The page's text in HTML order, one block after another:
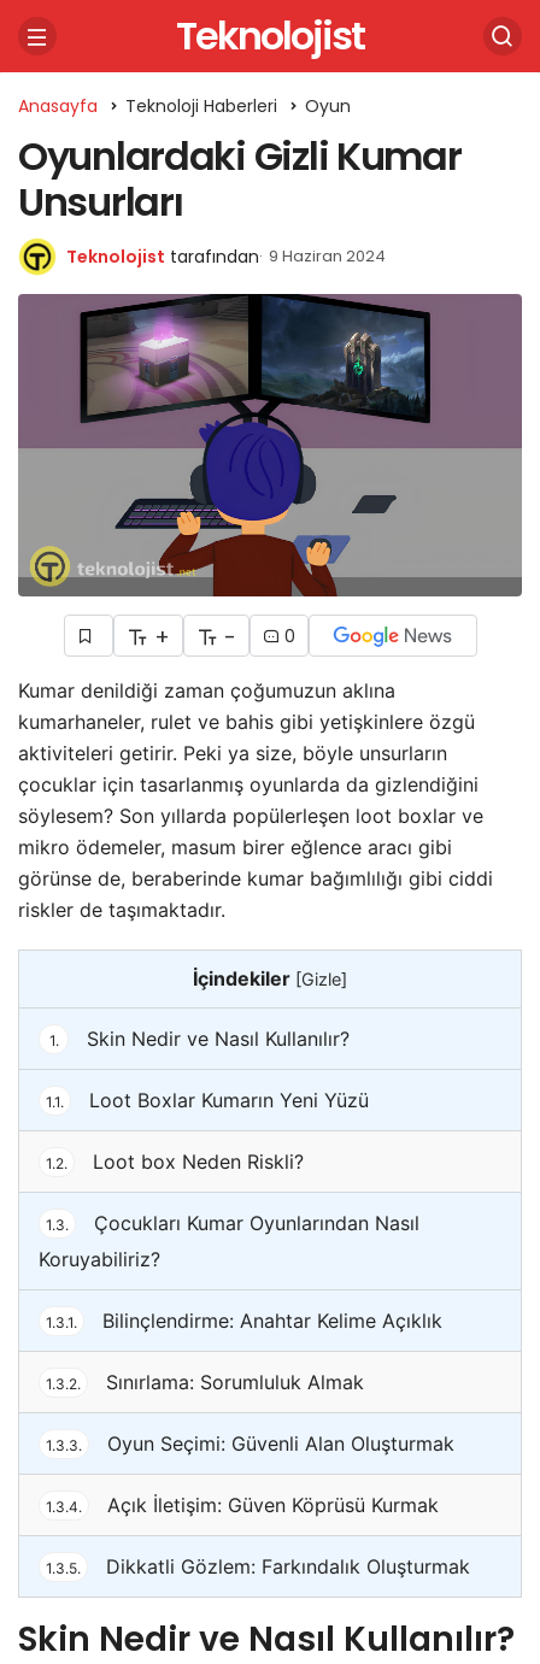
Teknolojist
Anasayfa Teknoloji Haberleri Oyun
Oyunlardaki Gizli Kumar
Unsurları
Teknolojist tarafından 9 Haziran 2024
+ - 0
Kumar denildiği zaman çoğumuzun aklına
kumarhaneler, rulet ve bahis gibi yetişkinlere özgü
aktiviteleri getirir. Peki ya size, böyle unsurların
çocuklar için tasarlanmış oyunlarda da gizlendiğini
söylesem? Son yıllarda popülerleşen loot boxlar ve
mikro ödemeler, masum birer eğlence aracı gibi
görünse de, beraberinde kumar bağımlılığı gibi ciddi
riskler de taşımaktadır.
İçindekiler [Gizle]
1. Skin Nedir ve Nasıl Kullanılır?
1.1. Loot Boxlar Kumarın Yeni Yüzü
1.2. Loot box Neden Riskli?
1.3.
Çocukları Kumar Oyunlarından Nasıl
Koruyabiliriz?
1.3.1. Bilinçlendirme: Anahtar Kelime Açıklık
1.3.2. Sınırlama: Sorumluluk Almak
1.3.3. Oyun Seçimi: Güvenli Alan Oluşturmak
1.3.4. Açık İletişim: Güven Köprüsü Kurmak
1.3.5. Dikkatli Gözlem: Farkındalık Oluşturmak
Skin Nedir ve Nasıl Kullanılır?